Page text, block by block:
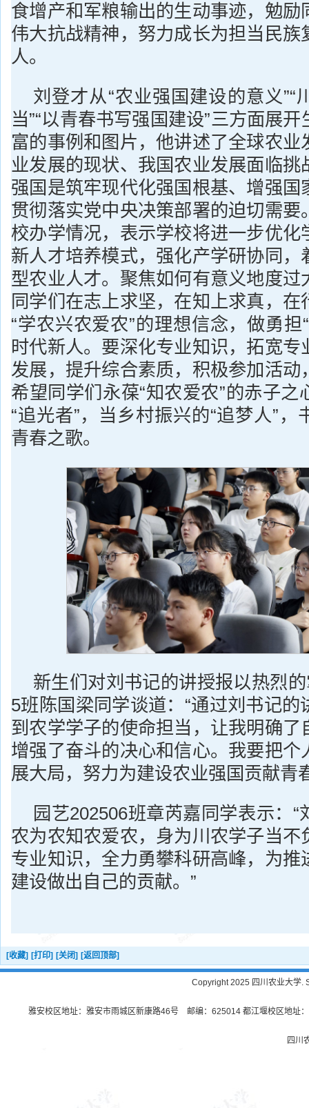
食增产和军粮输出的生动事迹，勉励
伟大抗战精神，努力成长为担当民族
人。
刘登才从“农业强国建设的意义”“
当”“以青春书写强国建设”三方面展
富的事例和图片，他讲述了全球农业
业发展的现状、我国农业发展面临挑
强国是筑牢现代化强国根基、增强国
贯彻落实党中央决策部署的迫切需要
校办学情况，表示学校将进一步优化
新人才培养模式，强化产学研协同，
型农业人才。聚焦如何有意义地度过
同学们在志上求坚，在知上求真，在
“学农兴农爱农”的理想信念，做勇担
时代新人。要深化专业知识，拓宽专
发展，提升综合素质，积极参加活动
希望同学们永葆“知农爱农”的赤子之
“追光者”，当乡村振兴的“追梦人”
青春之歌。
新生们对刘书记的讲授报以热烈
5班陈国梁同学谈道：“通过刘书记的
到农学学子的使命担当，让我明确了
增强了奋斗的决心和信心。我要把个
展大局，努力为建设农业强国贡献青
园艺202506班章芮嘉同学表示：
农为农知农爱农，身为川农学子当不
专业知识，全力勇攀科研高峰，为推
建设做出自己的贡献。”
[收藏] [打印] [关闭] [返回顶部]
Copyright 2025 四川农业大学.
雅安校区地址：雅安市雨城区新康路46号 邮编：625014 都江堰校区地址
四川